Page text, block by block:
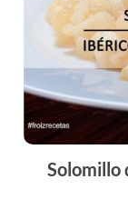
Solomillo